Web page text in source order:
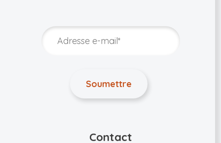
Contact